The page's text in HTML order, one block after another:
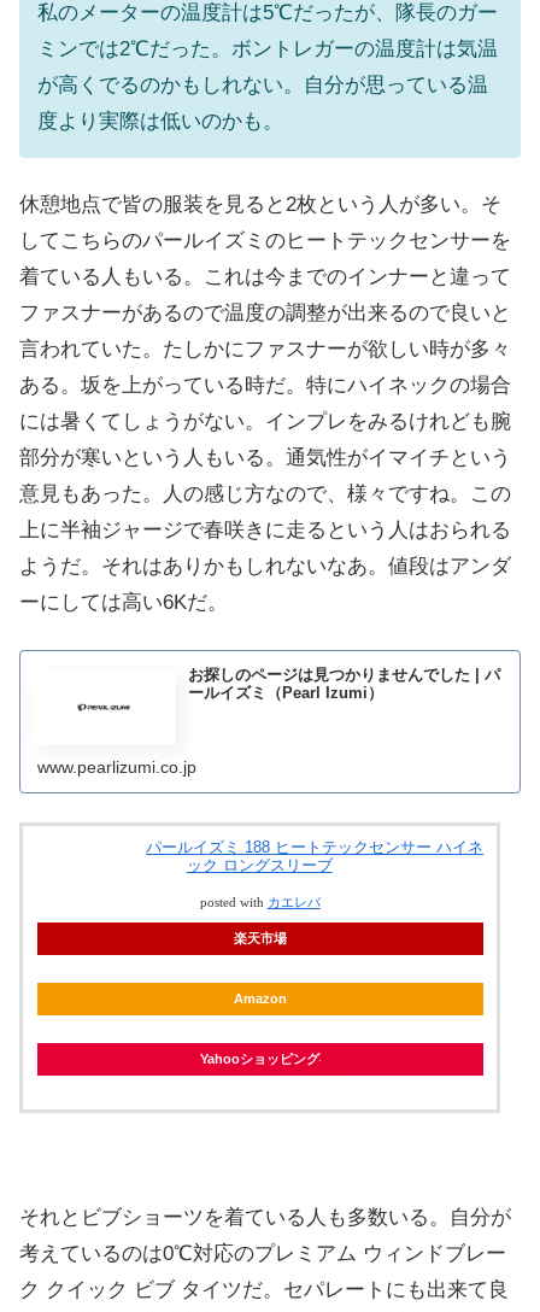
私のメーターの温度計は5℃だったが、隊長のガー
ミンでは2℃だった。ボントレガーの温度計は気温
が高くでるのかもしれない。自分が思っている温
度より実際は低いのかも。
休憩地点で皆の服装を見ると2枚という人が多い。そ
してこちらのパールイズミのヒートテックセンサーを
着ている人もいる。これは今までのインナーと違って
ファスナーがあるので温度の調整が出来るので良いと
言われていた。たしかにファスナーが欲しい時が多々
ある。坂を上がっている時だ。特にハイネックの場合
には暑くてしょうがない。インプレをみるけれども腕
部分が寒いという人もいる。通気性がイマイチという
意見もあった。人の感じ方なので、様々ですね。この
上に半袖ジャージで春咲きに走るという人はおられる
ようだ。それはありかもしれないなあ。値段はアンダ
ーにしては高い6Kだ。
お探しのページは見つかりませんでした | パ
ールイズミ（Pearl Izumi）
www.pearlizumi.co.jp
パールイズミ 188 ヒートテックセンサー ハイネ
ック ロングスリーブ
posted with カエレバ
楽天市場
Amazon
Yahooショッピング
それとビブショーツを着ている人も多数いる。自分が
考えているのは0℃対応のプレミアム ウィンドブレー
ク クイック ビブ タイツだ。セパレートにも出来て良